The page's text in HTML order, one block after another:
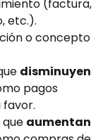
(factura,
etc.).
o concepto
disminuyen
pagos
favor.
aumentan